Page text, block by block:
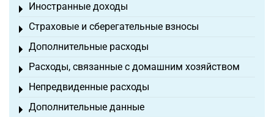
Иностранные доходы
Toggle menu
Страховые и сберегательные взносы
Toggle menu
Дополнительные расходы
Toggle menu
Расходы, связанные с домашним хозяйством
Toggle menu
Непредвиденные расходы
Toggle menu
Дополнительные данные
Toggle menu